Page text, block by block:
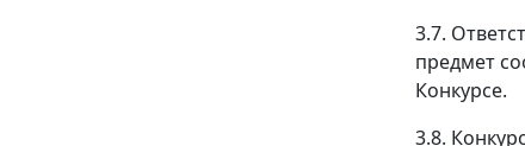
3.7.
предмет
Конкурсе.
3.8.